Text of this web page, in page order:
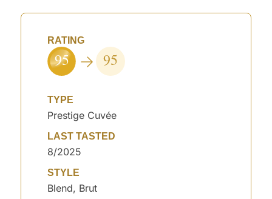
RATING
95 95
TYPE
Prestige Cuvée
LAST TASTED
8/2025
STYLE
Blend, Brut